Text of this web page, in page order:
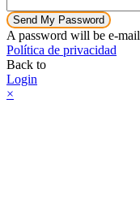
Send My Password
A password will be e-
Política de privacidad
Back to
Login
×